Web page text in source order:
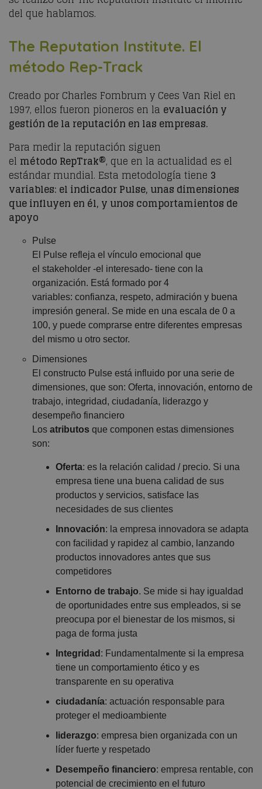
del que hablamos.
The Reputation Institute. El
método Rep-Track
Creado por Charles Fombrum y Cees Van Riel en
1997, ellos fueron pioneros en la evaluación y
gestión de la reputación en las empresas.
Para medir la reputación siguen
el método RepTrak®, que en la actualidad es el
estándar mundial. Esta metodología tiene 3
variables: el indicador Pulse, unas dimensiones
que influyen en él, y unos comportamientos de
apoyo
Pulse
El Pulse refleja el vínculo emocional que
el stakeholder -el interesado- tiene con la
organización. Está formado por 4
variables: confianza, respeto, admiración y buena
impresión general . Se mide en una escala de 0 a
100, y puede comprarse entre diferentes empresas
del mismo u otro sector.
Dimensiones
El constructo Pulse está influido por una serie de
dimensiones, que son: Oferta, innovación, entorno de
trabajo, integridad, ciudadanía, liderazgo y
desempeño financiero
Los atributos que componen estas dimensiones
son:
Oferta: es la relación calidad / precio. Si una
empresa tiene una buena calidad de sus
productos y servicios, satisface las
necesidades de sus clientes
Innovación: la empresa innovadora se adapta
con facilidad y rapidez al cambio, lanzando
productos innovadores antes que sus
competidores
Entorno de trabajo. Se mide si hay igualdad
de oportunidades entre sus empleados, si se
preocupa por el bienestar de los mismos, si
paga de forma justa
Integridad : Fundamentalmente si la empresa
tiene un comportamiento ético y es
transparente en su operativa
ciudadanía: actuación responsable para
proteger el medioambiente
liderazgo: empresa bien organizada con un
líder fuerte y respetado
Desempeño financiero: empresa rentable, con
potencial de crecimiento en el futuro